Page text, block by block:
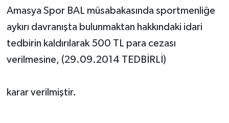
Amasya Spor BAL müsabakasında sportmenliğe
aykırı davranışta bulunmaktan hakkındaki idari
tedbirin kaldırılarak 500 TL para cezası
verilmesine, (29.09.2014 TEDBİRLİ)
karar verilmiştir.